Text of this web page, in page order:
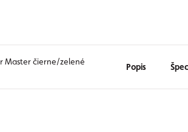
Master čierne/zelené
Popis